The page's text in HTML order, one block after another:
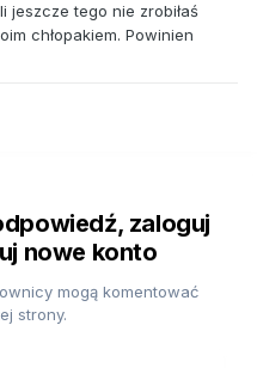
jeszcze tego nie zrobiłaś
chłopakiem. Powinien
zaloguj
nowe konto
mogą komentować
strony.